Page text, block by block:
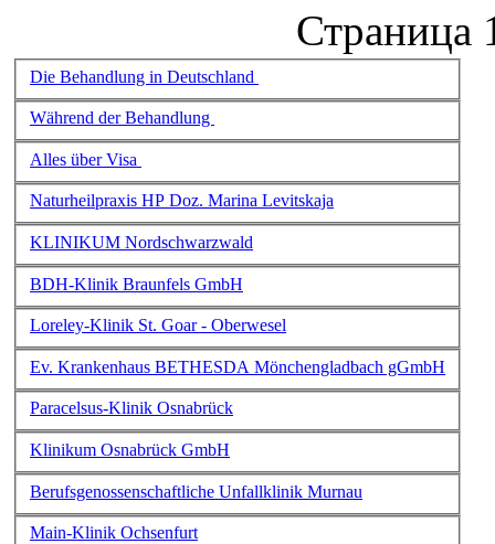
Страница
Die Behandlung in Deutschland
Während der Behandlung
Alles über Visa
Naturheilpraxis HP Doz. Marina Levitskaja
KLINIKUM Nordschwarzwald
BDH-Klinik Braunfels GmbH
Loreley-Klinik St. Goar - Oberwesel
Ev. Krankenhaus BETHESDA Mönchengladbach gGmbH
Paracelsus-Klinik Osnabrück
Klinikum Osnabrück GmbH
Berufsgenossenschaftliche Unfallklinik Murnau
Main-Klinik Ochsenfurt